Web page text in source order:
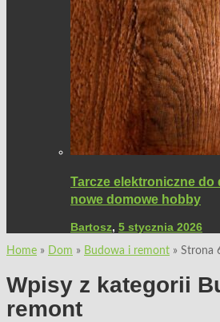
Tarcze elektroniczne do
nowe domowe hobby
Bartosz, 5 stycznia 2026
Home » Dom » Budowa i remont » Strona
Wpisy z kategorii
remont